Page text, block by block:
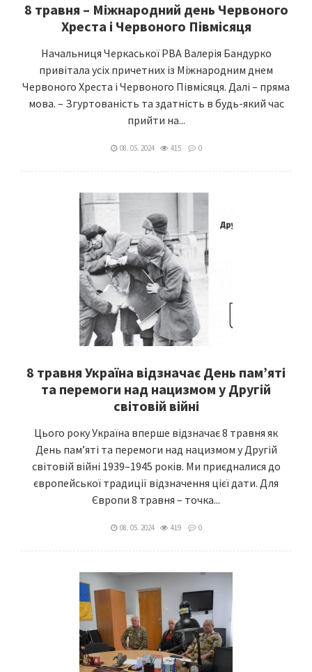
8 травня – Міжнародний день Червоного
Хреста і Червоного Півмісяця
Начальниця Черкаської РВА Валерія Бандурко
привітала усіх причетних із Міжнародним днем
Червоного Хреста і Червоного Півмісяця. Далі – пряма
мова. – Згуртованість та здатність в будь-який час
прийти на...
08. 05. 2024 415 0
8 травня Україна відзначає День пам’яті
та перемоги над нацизмом у Другій
світовій війні
Цього року Україна вперше відзначає 8 травня як
День пам’яті та перемоги над нацизмом у Другій
світовій війні 1939–1945 років. Ми приєдналися до
європейської традиції відзначення цієї дати. Для
Європи 8 травня – точка...
08. 05. 2024 419 0